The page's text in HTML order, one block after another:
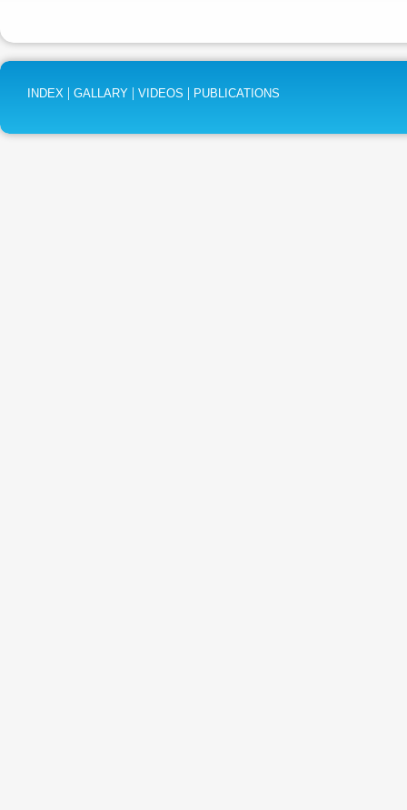
INDEX | GALLARY | VIDEOS | PUBLICATIONS